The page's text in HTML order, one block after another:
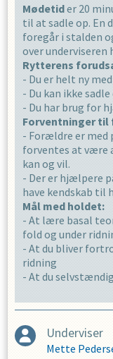
Mødetider 20
til at sadle op. En
foregår i stalden
over
Rytterens
- Du er helt ny
- Du kan ikke
- Du har brug for
Forventninger
- Forældre er med
forventes at være
kan og vil.
- Der er hjælpere
have kendskab til
Mål med holdet:
- At lære basal
fold og under
- At du bliver
ridning
- At du
Underviser
Mette